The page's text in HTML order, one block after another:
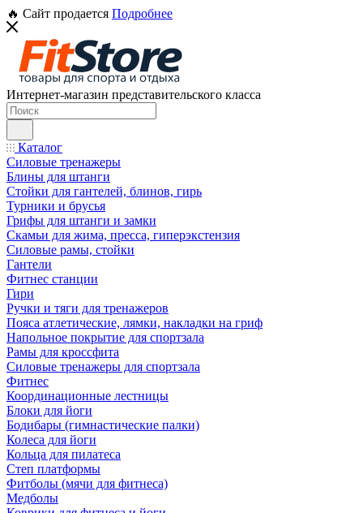
🔥 Сайт продается Подробнее
Интернет-магазин представительского класса
Каталог
Силовые тренажеры
Блины для штанги
Стойки для гантелей, блинов, гирь
Турники и брусья
Грифы для штанги и замки
Скамьи для жима, пресса, гиперэкстензия
Силовые рамы, стойки
Гантели
Фитнес станции
Гири
Ручки и тяги для тренажеров
Пояса атлетические, лямки, накладки на гриф
Напольное покрытие для спортзала
Рамы для кроссфита
Силовые тренажеры для спортзала
Фитнес
Координационные лестницы
Блоки для йоги
Бодибары (гимнастические палки)
Колеса для йоги
Кольца для пилатеса
Степ платформы
Фитболы (мячи для фитнеса)
Медболы